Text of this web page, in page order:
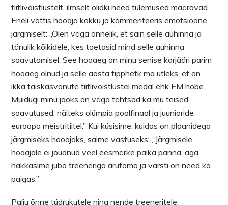
tiitlivõistlustelt, ilmselt olidki need tulemused määravad.
Eneli võttis hooaja kokku ja kommenteeris emotsioone
järgmiselt: ,,Olen väga õnnelik, et sain selle auhinna ja
tänulik kõikidele, kes toetasid mind selle auhinna
saavutamisel. See hooaeg on minu senise karjääri parim
hooaeg olnud ja selle aasta tipphetk ma ütleks, et on
ikka täiskasvanute tiitlivõistlustel medal ehk EM hõbe.
Muidugi minu jaoks on väga tähtsad ka mu teised
saavutused, näiteks olümpia poolfinaal ja juunioride
euroopa meistritiitel.” Kui küsisime, kuidas on plaanidega
järgmiseks hooajaks, saime vastuseks: ,,Järgmisele
hooajale ei jõudnud veel eesmärke paika panna, aga
hakkasime juba treeneriga arutama ja varsti on need ka
paigas.”
Palju õnne tüdrukutele ning nende treeneritele.